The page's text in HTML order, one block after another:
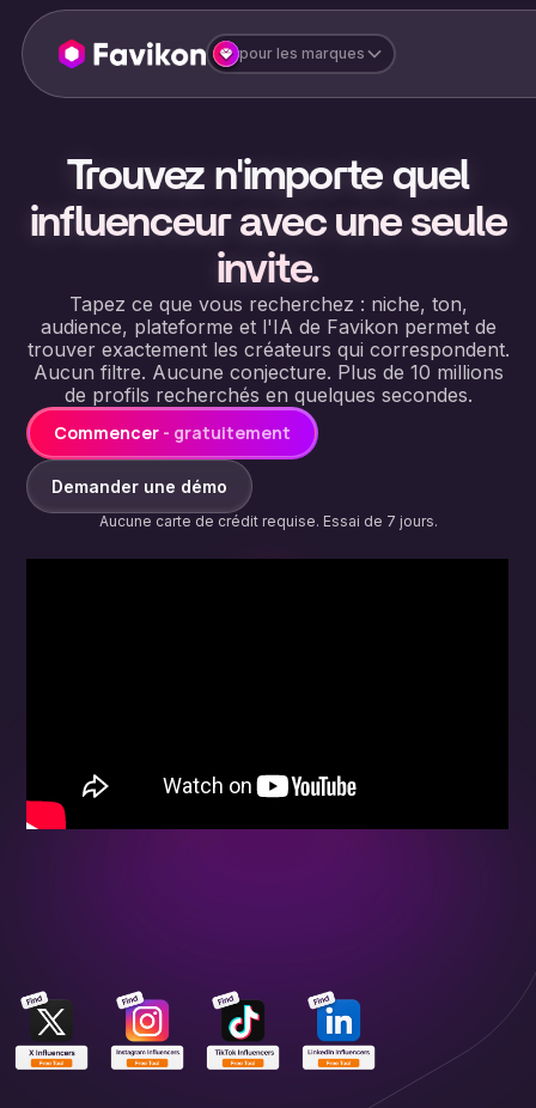
pour les marques
Trouvez n'importe quel
influenceur avec une seule
invite.
Tapez ce que vous recherchez : niche, ton,
audience, plateforme et l'IA de Favikon permet de
trouver exactement les créateurs qui correspondent.
Aucun filtre. Aucune conjecture. Plus de 10 millions
de profils recherchés en quelques secondes.
Commencer - gratuitement
Demander une démo
Aucune carte de crédit requise. Essai de 7 jours.